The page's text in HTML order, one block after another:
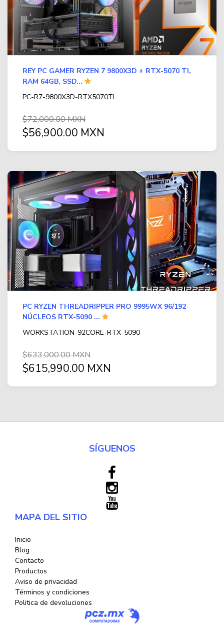
REY PC GAMER RYZEN 7 9800X3D + RTX-5070 TI,
RAM 64GB, SSD...
PC-R7-9800X3D-RTX5070TI
$72,000.00 MXN
$56,900.00 MXN
PC RYZEN THREADRIPPER PRO 9995WX 96/192
NÚCLEOS RTX-5090 ...
WORKSTATION-92CORE-RTX-5090
$633,000.00 MXN
$615,990.00 MXN
SÍGUENOS
MAPA DEL SITIO
Inicio
Blog
Contacto
Productos
Aviso de privacidad
Términos y condiciones
Politica de devoluciones